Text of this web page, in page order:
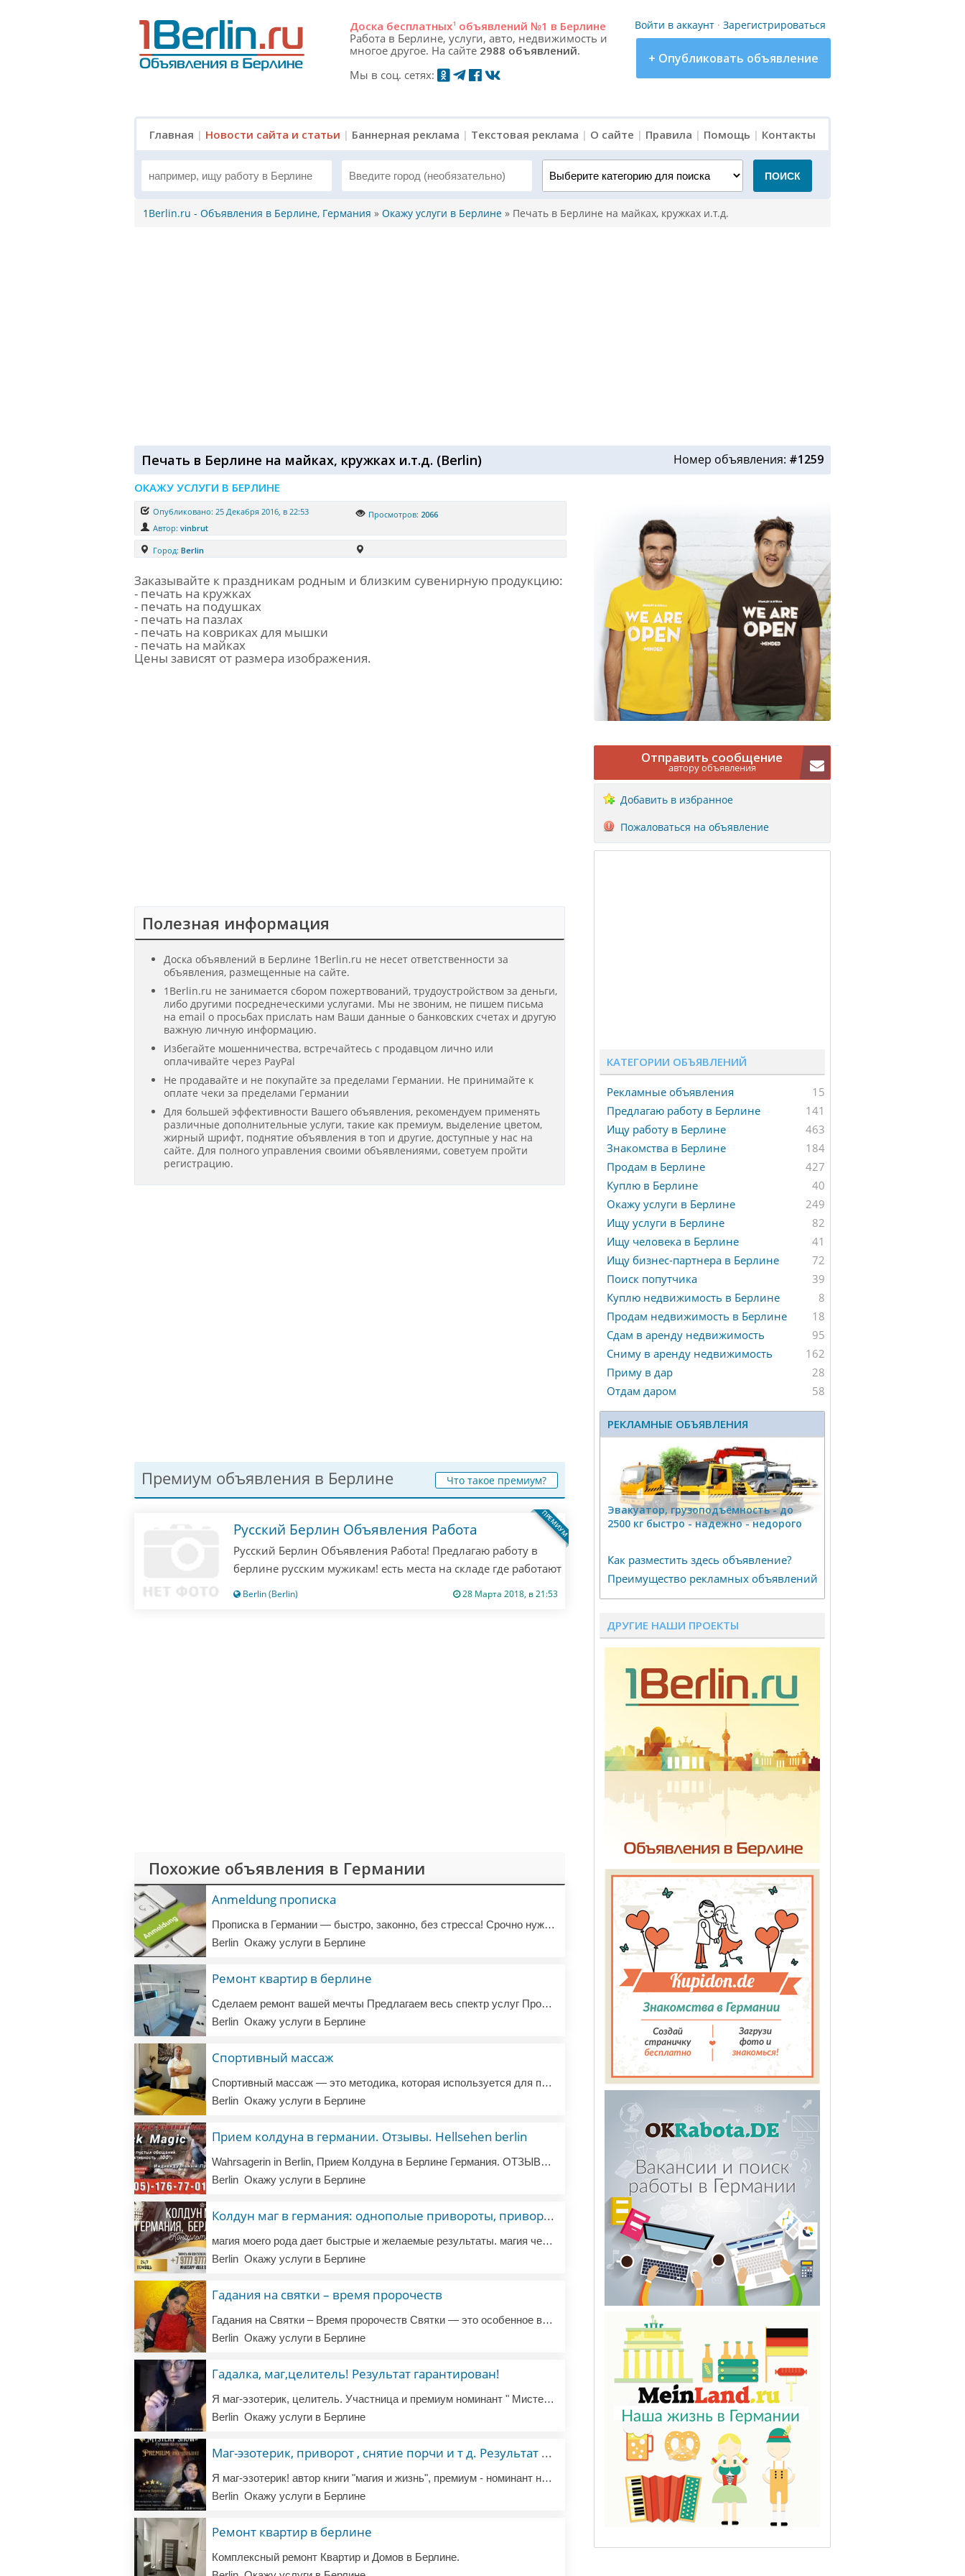
Доска бесплатных1 объявлений №1 в Берлине
Работа в Берлине, услуги, авто, недвижимость и
многое другое. На сайте 2988 объявлений.
Мы в соц. сетях:
Войти в аккаунт · Зарегистрироваться
+ Опубликовать объявление
Главная | Новости сайта и статьи | Баннерная реклама | Текстовая реклама | О сайте | Правила | Помощь | Контакты
Выберите категорию для поиска ПОИСК
1Berlin.ru - Объявления в Берлине, Германия » Окажу услуги в Берлине » Печать в Берлине на майках, кружках и.т.д.
Печать в Берлине на майках, кружках и.т.д. (Berlin) Номер объявления: #1259
ОКАЖУ УСЛУГИ В БЕРЛИНЕ
Опубликовано: 25 Декабря 2016, в 22:53 Просмотров: 2066
Автор: vinbrut
Город: Berlin
Заказывайте к праздникам родным и близким сувенирную продукцию:
- печать на кружках
- печать на подушках
- печать на пазлах
- печать на ковриках для мышки
- печать на майках
Цены зависят от размера изображения.
Полезная информация
Доска объявлений в Берлине 1Berlin.ru не несет ответственности за
объявления, размещенные на сайте.
1Berlin.ru не занимается сбором пожертвований, трудоустройством за деньги,
либо другими посреднеческими услугами. Мы не звоним, не пишем письма
на email о просьбах прислать нам Ваши данные о банковских счетах и другую
важную личную информацию.
Избегайте мошенничества, встречайтесь с продавцом лично или
оплачивайте через PayPal
Не продавайте и не покупайте за пределами Германии. Не принимайте к
оплате чеки за пределами Германии
Для большей эффективности Вашего объявления, рекомендуем применять
различные дополнительные услуги, такие как премиум, выделение цветом,
жирный шрифт, поднятие объявления в топ и другие, доступные у нас на
сайте. Для полного управления своими объявлениями, советуем пройти
регистрацию.
Премиум объявления в Берлине Что такое премиум?
ПРЕМИУМ
Русский Берлин Объявления Работа
Русский Берлин Объявления Работа! Предлагаю работу в
берлине русским мужикам! есть места на складе где работают
одни русские! Пишите мне все расскажу! если не ответил
Berlin (Berlin) 28 Марта 2018, в 21:53
Похожие объявления в Германии
Anmeldung прописка
Прописка в Германии — быстро, законно, без стресса! Срочно нужна регистрация в Берлине, Мюнхене, Гамбурге или другом городе? Мы берем на себя все заботы: ✅ Помощь в оформлении Anmeldung (прописки) за 1-3 дня; ✅ Подготовка документов и сопровождение в ведомство; ✅ Легальные решения даже для сложных с...
Berlin Окажу услуги в Берлине
Ремонт квартир в берлине
Сделаем ремонт вашей мечты Предлагаем весь спектр услуг Проконсультируем и поможем с закупкой материала
Berlin Окажу услуги в Берлине
Спортивный массаж
Спортивный массаж — это методика, которая используется для подготовки тела к физическим нагрузкам, улучшения спортивных результатов и ускорения восстановления после тренировок. Цели и задачи * Подготовка к нагрузкам: помогает подготовить мышцы и суставы к интенсивной работе перед тренировкой или сор...
Berlin Окажу услуги в Берлине
Прием колдуна в германии. Отзывы. Hellsehen berlin
Wahrsagerin in Berlin, Прием Колдуна в Берлине Германия. ОТЗЫВЫ. Magie. Hellsehen Berlin Jetzt anrufen und selbst überzeugen - seriöse und professionelle Beratung. Online & Diskret. Kartenlegung zum Thema Liebe. Специалист высшей квалификации в сфере Магических услуг Являюсь Одним из самых Сильн...
Berlin Окажу услуги в Берлине
Колдун маг в германия: однополые привороты, привороты, любовная магия
магия моего рода дает быстрые и желаемые результаты. магия черная не дает сбоев! наказывает недоброжелателей! черный практик это исполнитель ваших желай и пожеланий. сильная темная магия направлена на наведение негатива, порчи, проклятия, сглаза а также их снятия. только темной магии подвластно пора...
Berlin Окажу услуги в Берлине
Гадания на святки – время пророчеств
Гадания на Святки – Время пророчеств Святки — это особенное время в году, когда границы между мирами становятся тоньше, а магия и пророчества приобретают особую силу. Если вы хотите заглянуть в своё будущее, найти ответы на важные вопросы или узнать, что приготовила вам судьба, приглашаю вас на волш...
Berlin Окажу услуги в Берлине
Гадалка, маг,целитель! Результат гарантирован!
Я маг-эзотерик, целитель. Участница и премиум номинант " Мистери шоу" эзотерик 2024. Услуги профессионального параспециалиста, таролога, специалист по созданию счастливой судьбы. полная бесплатная диагностика ситуации. Обращайтесь в Whatsapp авторские практики на коррекцию любых жизненных ситуаций. ...
Berlin Окажу услуги в Берлине
Маг-эзотерик, приворот , снятие порчи и т д. Результат 100%
Я маг-эзотерик! автор книги "магия и жизнь", премиум - номинант номинации эзотерик года " Мистери шоу", хранительница родовых обрядов и ритуалов! мои ритуалы вы чувствуете даже на расстоянии! результат 100%. Работаю по всей Европе и не только. Спектр моих возможностей очень велик! Если у вас есть ка...
Berlin Окажу услуги в Берлине
Ремонт квартир в берлине
Комплексный ремонт Квартир и Домов в Берлине.
Отправить сообщение
автору объявления
Добавить в избранное
Пожаловаться на объявление
КАТЕГОРИИ ОБЪЯВЛЕНИЙ
Рекламные объявления
15
Предлагаю работу в Берлине
141
Ищу работу в Берлине
463
Знакомства в Берлине
184
Продам в Берлине
427
Куплю в Берлине
40
Окажу услуги в Берлине
249
Ищу услуги в Берлине
82
Ищу человека в Берлине
41
Ищу бизнес-партнера в Берлине
72
Поиск попутчика
39
Куплю недвижимость в Берлине
8
Продам недвижимость в Берлине
18
Сдам в аренду недвижимость
95
Сниму в аренду недвижимость
162
Приму в дар
28
Отдам даром
58
РЕКЛАМНЫЕ ОБЪЯВЛЕНИЯ
Эвакуатор, гpузоподъёмность - дo
2500 кг быстро - надeжно - недорого
Как разместить здесь объявление?
Преимущество рекламных объявлений
ДРУГИЕ НАШИ ПРОЕКТЫ